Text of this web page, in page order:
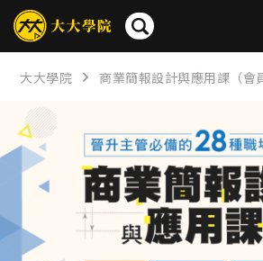
簡介 章節 問卷
大大學院 商業簡報設計與應用課（會